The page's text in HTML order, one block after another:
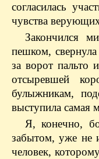
согласилась
чувства
Закончился
пешком,
за ворот
отсыревшей
булыжникам,
выступила самая
Я, конечно,
забытом, уже не
человек,